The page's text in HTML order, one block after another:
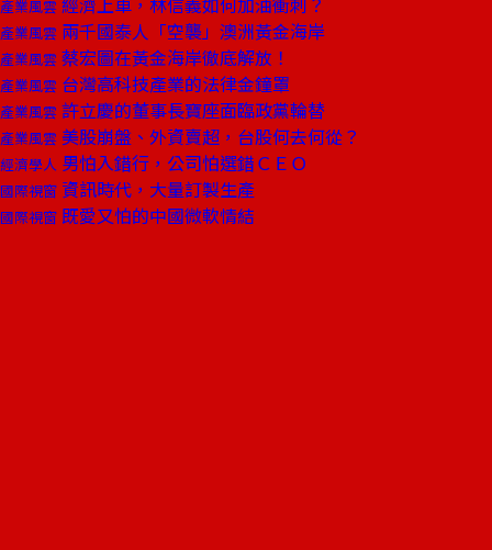
產業風雲
產業風雲 兩千國泰人「空襲」澳洲黃金海岸
產業風雲 蔡宏圖在黃金海岸徹底解放！
產業風雲 台灣高科技產業的法律金鐘罩
產業風雲 許立慶的董事長寶座面臨政黨輪替
產業風雲 美股崩盤、外資賣超，台股何去何從？
經濟學人 男怕入錯行，公司怕選錯ＣＥＯ
國際視窗 資訊時代，大量訂製生產
國際視窗 既愛又怕的中國微軟情結